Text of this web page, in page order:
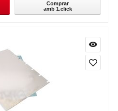
Comprar
amb 1.click